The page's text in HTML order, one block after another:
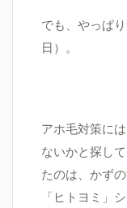
でも、やっぱ
日）。
アホ毛対策に
ないかと探し
たのは、かず
「ヒトヨミ」